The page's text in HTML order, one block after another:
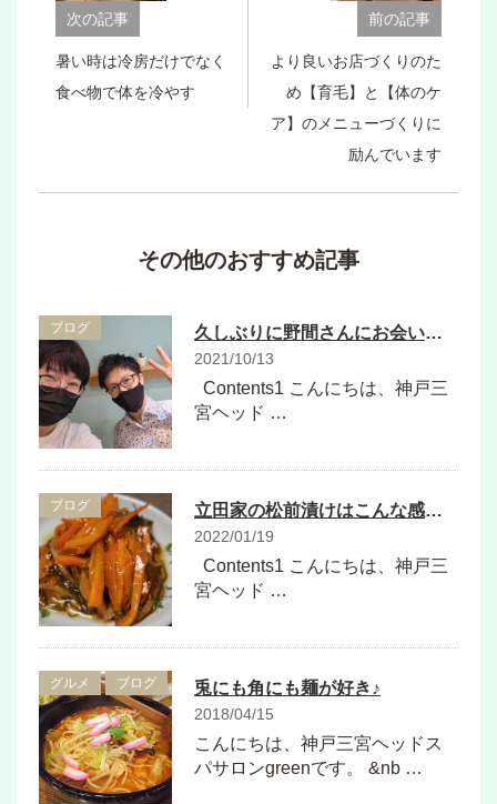
次の記事
暑い時は冷房だけでなく
食べ物で体を冷やす
前の記事
より良いお店づくりのた
め【育毛】と【体のケ
ア】のメニューづくりに
励んでいます
その他のおすすめ記事
ブログ 久しぶりに野間さんにお会い出来ました♪
2021/10/13
Contents1 こんにちは、神戸三
宮ヘッド …
ブログ 立田家の松前漬けはこんな感じ！
2022/01/19
Contents1 こんにちは、神戸三
宮ヘッド …
グルメ ブログ 兎にも角にも麺が好き♪
2018/04/15
こんにちは、神戸三宮ヘッドス
パサロンgreenです。 &nb …